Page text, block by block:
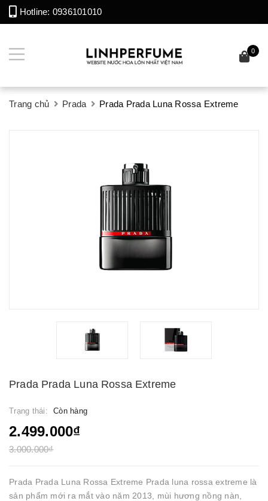
Hotline: 0936101010
0
Trang chủ Prada Prada Prada Luna Rossa Extreme
Prada Prada Luna Rossa Extreme
Trạng thái: Còn hàng
2.499.000₫
3.000.000₫
Prada Prada Luna Rossa Extreme Prada luna rossa extreme là
sản phẩm mới ra mắt vào năm 2013, mùi hương nồng nàn,